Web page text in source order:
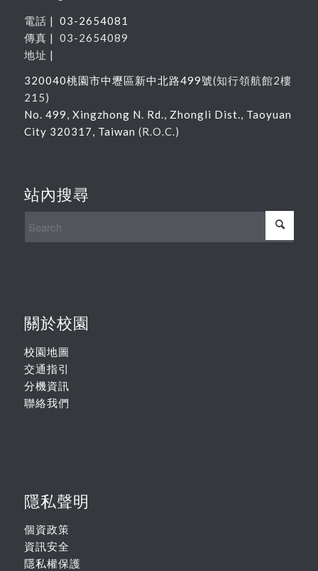
電話 | 03-2654081
傳真 | 03-2654089
地址 |
320040桃園市中壢區新中北路499號(知行領航館2樓
215)
No. 499, Xingzhong N. Rd., Zhongli Dist., Taoyuan
City 320317, Taiwan (R.O.C.)
站內搜尋
關於校園
校園地圖
交通指引
分機資訊
聯絡我們
隱私聲明
個資政策
資訊安全
隱私權保護